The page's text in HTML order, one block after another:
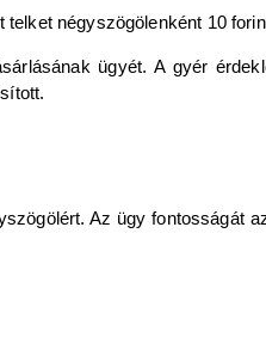
négyszögölenként 10
ügyét. A gyér
Az ügy fontosságát